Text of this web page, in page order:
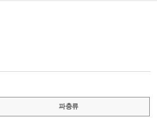
파충류